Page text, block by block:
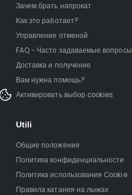
Зачем брать напрокат
Как это работает?
Управление отменой
FAQ - Часто задаваемые вопросы
Доставка и получение
Вам нужна помощь?
Активировать выбор cookies
Utili
Общие положения
Политика конфиденциальности
Политика использования Cookie
Правила катания на лыжах